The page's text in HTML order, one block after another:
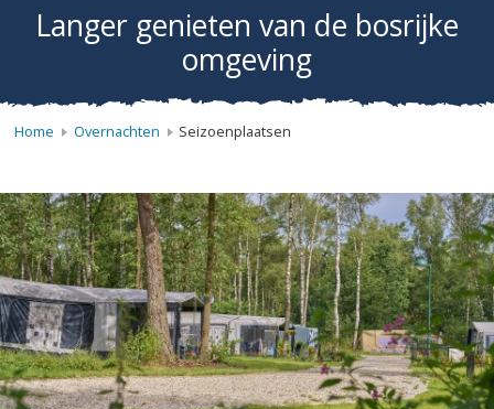
Langer genieten van de bosrijke
omgeving
Home Overnachten Seizoenplaatsen